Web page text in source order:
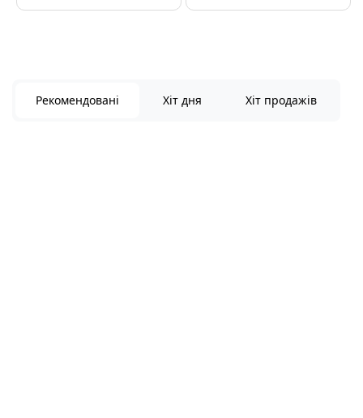
Рекомендовані Хіт дня Хіт продажів